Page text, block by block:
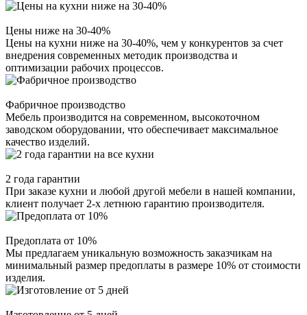
Цены ниже на 30-40%
Цены на кухни ниже на 30-40%, чем у конкурентов за счет
внедрения современных методик производства и
оптимизации рабочих процессов.
Фабричное производство
Мебель производится на современном, высокоточном
заводском оборудовании, что обеспечивает максимальное
качество изделий.
2 года гарантии
При заказе кухни и любой другой мебели в нашей компании,
клиент получает 2-х летнюю гарантию производителя.
Предоплата от 10%
Мы предлагаем уникальную возможность заказчикам на
минимальный размер предоплаты в размере 10% от стоимости
изделия.